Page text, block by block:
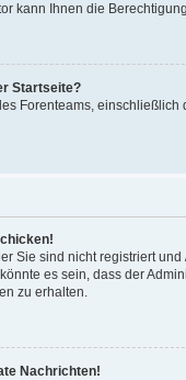
kann Ihnen die
Startseite?
Forenteams,
Sie sind nicht registriert
es sein, dass der
zu erhalten.
Nachrichten!